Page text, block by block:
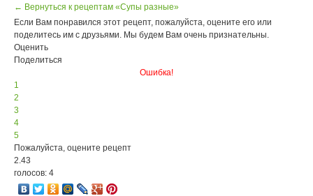
← Вернуться к рецептам «Супы разные»
Если Вам понравился этот рецепт, пожалуйста, оцените его или
поделитесь им с друзьями. Мы будем Вам очень признательны.
Оценить
Поделиться
Ошибка!
1
2
3
4
5
Пожалуйста, оцените рецепт
2.43
голосов: 4